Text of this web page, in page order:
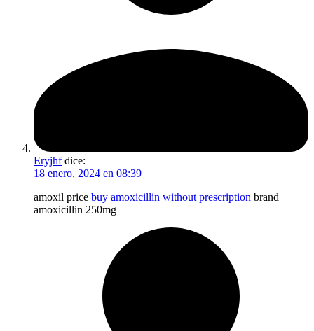
Eryjhf dice:
18 enero, 2024 en 08:39
amoxil price buy amoxicillin without prescription brand
amoxicillin 250mg